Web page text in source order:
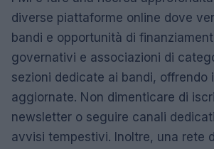
diverse piattaforme online dove
bandi e opportunità di
governativi e associazioni di
sezioni dedicate ai bandi, offrendo
aggiornate. Non dimenticare di
newsletter o seguire canali
avvisi tempestivi. Inoltre, una rete